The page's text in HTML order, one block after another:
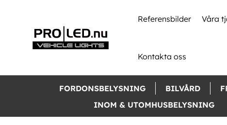
Referensbilder Våra
Kontakta oss
FORDONSBELYSNING BILVÅRD
INOM & UTOMHUSBELYSNING